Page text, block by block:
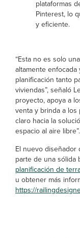
plataformas
Pinterest, lo
y eficiente.
“Esta no es solo
altamente
planificación tanto
viviendas”, señaló
proyecto, apoya a
venta y brinda a los
claro hacia la
espacio al aire libre”.
El nuevo diseñador
parte de una sólida
planificación de
u obtener más
https://